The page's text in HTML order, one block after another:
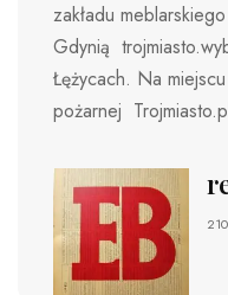
zakładu
Gdynią
Łężycach. Na
pożarnej